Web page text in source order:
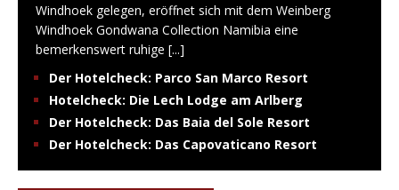
Windhoek gelegen, eröffnet sich mit dem Weinberg
Windhoek Gondwana Collection Namibia eine
bemerkenswert ruhige [...]
Der Hotelcheck: Parco San Marco Resort
Hotelcheck: Die Lech Lodge am Arlberg
Der Hotelcheck: Das Baia del Sole Resort
Der Hotelcheck: Das Capovaticano Resort